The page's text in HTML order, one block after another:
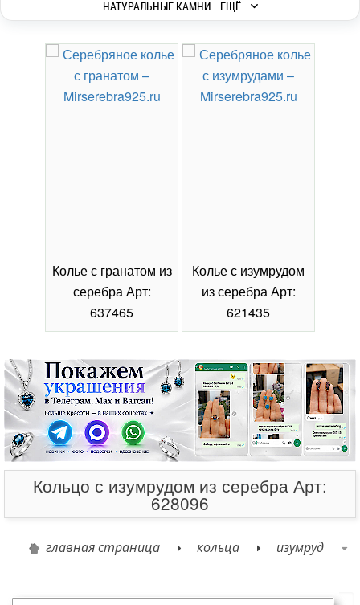
НАТУРАЛЬНЫЕ КАМНИ
ЕЩЁ
Колье с гранатом из
серебра Арт:
637465
Колье с изумрудом
из серебра Арт:
621435
Кольцо с изумрудом из серебра Арт:
628096
главная страница кольца изумруд